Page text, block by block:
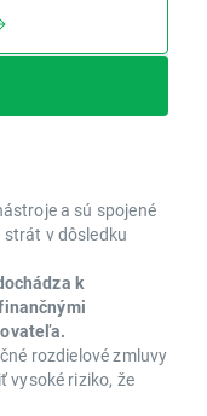
a sú spojené
v dôsledku
k
rozdielové zmluvy
vysoké riziko, že